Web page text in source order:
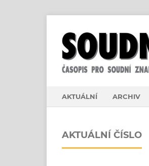
AKTUÁLNÍ ARCHIV
AKTUÁLNÍ ČÍSLO